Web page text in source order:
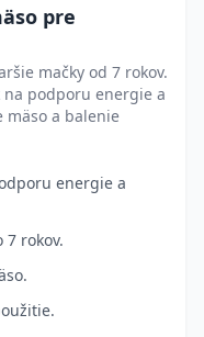
pre
mačky od 7 rokov.
na podporu energie a
mäso a balenie
energie a
7 rokov.